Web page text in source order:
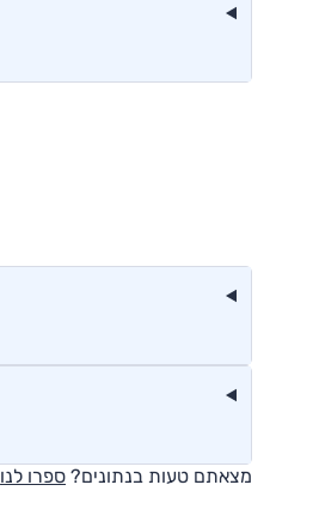
מצאתם טעות בנתונים? ספרו לנו